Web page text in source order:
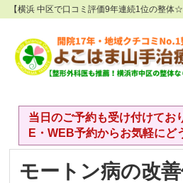
【横浜 中区で口コミ評価9年連続1位の整体
当日のご予約も受け付けてお
E・WEB予約からお気軽にど
モートン病の改善